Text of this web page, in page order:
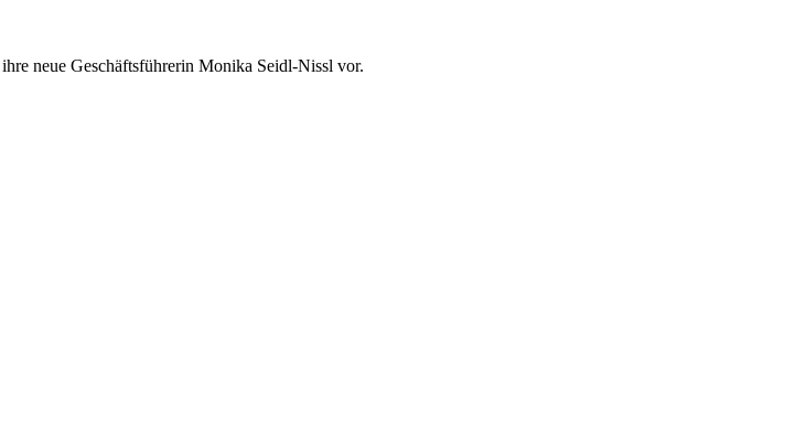
neue Geschäftsführerin Monika Seidl-Nissl vor.